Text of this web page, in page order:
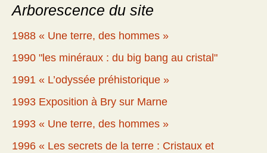
Arborescence du site
1988 « Une terre, des hommes »
1990 "les minéraux : du big bang au cristal"
1991 « L’odyssée préhistorique »
1993 Exposition à Bry sur Marne
1993 « Une terre, des hommes »
1996 « Les secrets de la terre : Cristaux et